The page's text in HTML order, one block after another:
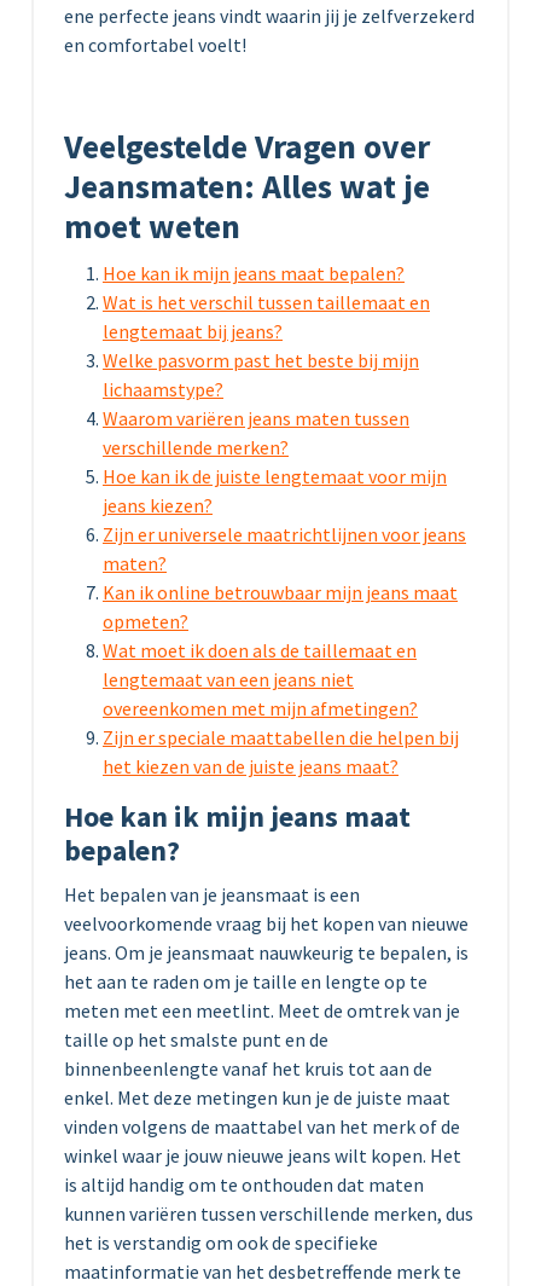
ene perfecte jeans vindt waarin jij je zelfverzekerd
en comfortabel voelt!
Veelgestelde Vragen over
Jeansmaten: Alles wat je
moet weten
Hoe kan ik mijn jeans maat bepalen?
Wat is het verschil tussen taillemaat en
lengtemaat bij jeans?
Welke pasvorm past het beste bij mijn
lichaamstype?
Waarom variëren jeans maten tussen
verschillende merken?
Hoe kan ik de juiste lengtemaat voor mijn
jeans kiezen?
Zijn er universele maatrichtlijnen voor jeans
maten?
Kan ik online betrouwbaar mijn jeans maat
opmeten?
Wat moet ik doen als de taillemaat en
lengtemaat van een jeans niet
overeenkomen met mijn afmetingen?
Zijn er speciale maattabellen die helpen bij
het kiezen van de juiste jeans maat?
Hoe kan ik mijn jeans maat
bepalen?
Het bepalen van je jeansmaat is een
veelvoorkomende vraag bij het kopen van nieuwe
jeans. Om je jeansmaat nauwkeurig te bepalen, is
het aan te raden om je taille en lengte op te
meten met een meetlint. Meet de omtrek van je
taille op het smalste punt en de
binnenbeenlengte vanaf het kruis tot aan de
enkel. Met deze metingen kun je de juiste maat
vinden volgens de maattabel van het merk of de
winkel waar je jouw nieuwe jeans wilt kopen. Het
is altijd handig om te onthouden dat maten
kunnen variëren tussen verschillende merken, dus
het is verstandig om ook de specifieke
maatinformatie van het desbetreffende merk te